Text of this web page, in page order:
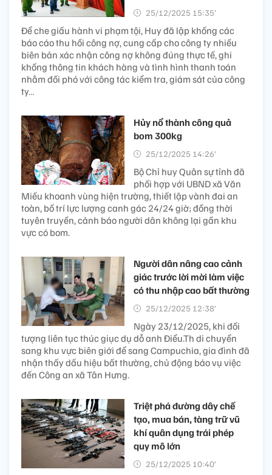
25/12/2025 15:35’
Để che giấu hành vi phạm tội, Huy đã lập khống các
báo cáo thu hồi công nợ, cung cấp cho công ty nhiều
biên bản xác nhận công nợ không đúng thực tế, ghi
khống thông tin khách hàng và tình hình thanh toán
nhằm đối phó với công tác kiểm tra, giám sát của công
ty…
Hủy nổ thành công quả
bom 300kg
25/12/2025 14:26’
Bộ Chỉ huy Quân sự tỉnh đã
phối hợp với UBND xã Văn
Miếu khoanh vùng hiện trường, thiết lập vành đai an
toàn, bố trí lực lượng canh gác 24/24 giờ; đồng thời
tuyên truyền, cảnh báo người dân không lại gần khu
vực có bom.
Người dân nâng cao cảnh
giác trước lời mời làm việc
có thu nhập cao bất thường
25/12/2025 12:38’
Ngày 23/12/2025, khi đối
tượng liên tục thúc giục dụ dỗ anh Điểu.Th di chuyển
sang khu vực biên giới để sang Campuchia, gia đình đã
nhận thấy dấu hiệu bất thường, chủ động báo vụ việc
đến Công an xã Tân Hưng.
Triệt phá đường dây chế
tạo, mua bán, tàng trữ vũ
khí quân dụng trái phép
quy mô lớn
25/12/2025 10:40’